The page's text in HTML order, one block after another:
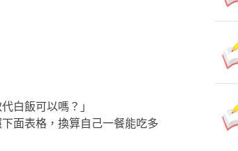
白飯可以嗎？」
面表格，換算自己一餐能吃多